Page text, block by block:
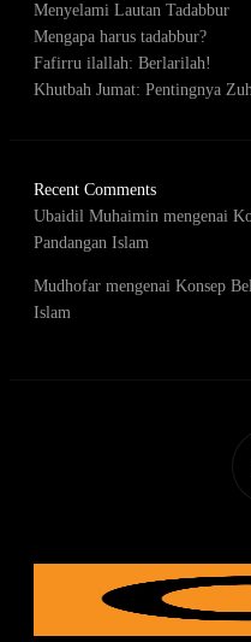
Menyelami Lautan Tadabbur
Mengapa harus tadabbur?
Fafirru ilallah: Berlarilah!
Khutbah Jumat: Pentingnya
Recent Comments
Ubaidil Muhaimin mengenai
Pandangan Islam
Mudhofar mengenai Konsep
Islam